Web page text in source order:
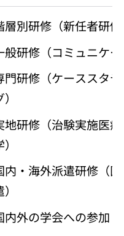
層別研修（新任者研
般研修（コミュニケ
門研修（ケーススタ
地研修（治験実施医
内・海外派遣研修（
内外の学会への参加